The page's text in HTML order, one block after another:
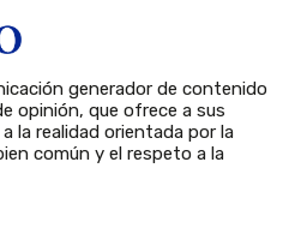
generador de contenido
opinión, que ofrece a sus
la realidad orientada por la
común y el respeto a la